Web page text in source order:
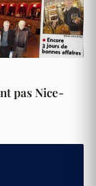
pas Nice-